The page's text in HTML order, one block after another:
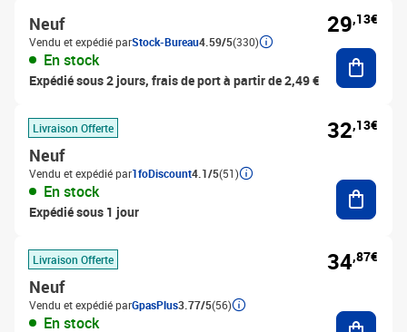
Neuf
Vendu et expédié parStock-Bureau4.59/5(330)
En stock
Expédié sous 2 jours, frais de port à partir de 2,49 €
29,13€
Livraison Offerte
Neuf
Vendu et expédié par1foDiscount4.1/5(51)
En stock
Expédié sous 1 jour
32,13€
Livraison Offerte
Neuf
Vendu et expédié parGpasPlus3.77/5(56)
En stock
34,87€